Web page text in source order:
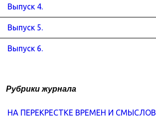
Выпуск 4.
Выпуск 5.
Выпуск 6.
Рубрики журнала
НА ПЕРЕКРЕСТКЕ ВРЕМЕН И СМЫСЛОВ